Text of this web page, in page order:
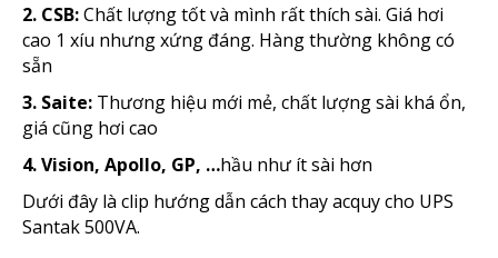
2. CSB:Chất lượng tốt và mình rất thích sài. Giá hơi
cao 1 xíu nhưng xứng đáng. Hàng thường không có
sẵn
3. Saite: Thương hiệu mới mẻ, chất lượng sài khá ổn,
giá cũng hơi cao
4. Vision, Apollo, GP, …hầu như ít sài hơn
Dưới đây là clip hướng dẫn cách thay acquy cho UPS
Santak 500VA.